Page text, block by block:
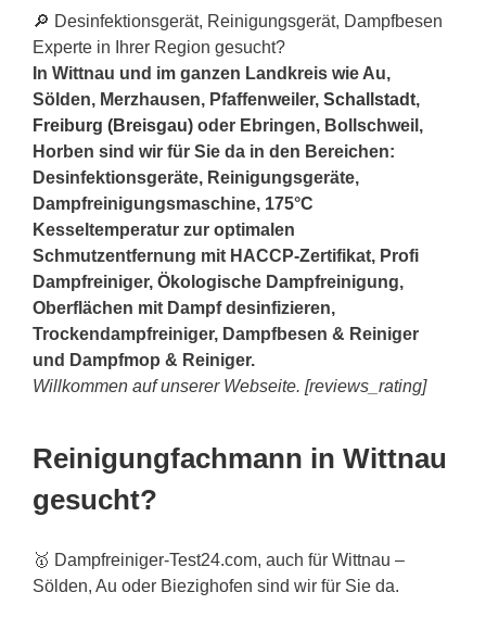
🔎 Desinfektionsgerät, Reinigungsgerät, Dampfbesen
Experte in Ihrer Region gesucht?
In Wittnau und im ganzen Landkreis wie Au,
Sölden, Merzhausen, Pfaffenweiler, Schallstadt,
Freiburg (Breisgau) oder Ebringen, Bollschweil,
Horben sind wir für Sie da in den Bereichen:
Desinfektionsgeräte, Reinigungsgeräte,
Dampfreinigungsmaschine, 175°C
Kesseltemperatur zur optimalen
Schmutzentfernung mit HACCP-Zertifikat, Profi
Dampfreiniger, Ökologische Dampfreinigung,
Oberflächen mit Dampf desinfizieren,
Trockendampfreiniger, Dampfbesen & Reiniger
und Dampfmop & Reiniger.
Willkommen auf unserer Webseite. [reviews_rating]
Reinigungfachmann in Wittnau
gesucht?
🥇 Dampfreiniger-Test24.com, auch für Wittnau –
Sölden, Au oder Biezighofen sind wir für Sie da.